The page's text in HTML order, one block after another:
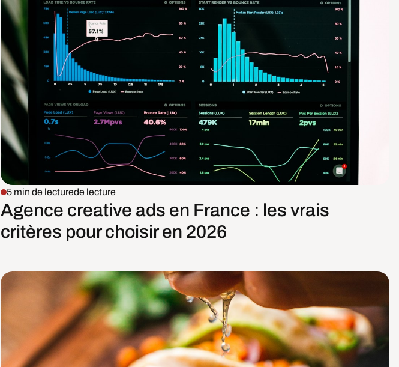
5 min de lecturede lecture
Agence creative ads en France : les vrais
critères pour choisir en 2026